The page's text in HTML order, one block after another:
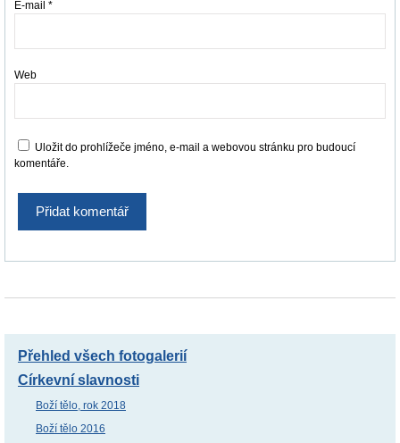
E-mail *
Web
Uložit do prohlížeče jméno, e-mail a webovou stránku pro budoucí
komentáře.
Přehled všech fotogalerií
Církevní slavnosti
Boží tělo, rok 2018
Boží tělo 2016